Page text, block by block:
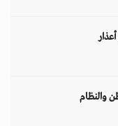
والنظام